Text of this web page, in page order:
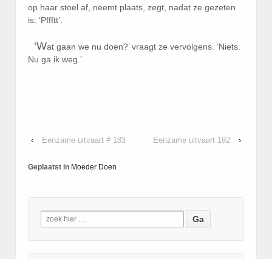
op haar stoel af, neemt plaats, zegt, nadat ze gezeten
is: ‘Pffftt’.
‘Wat gaan we nu doen?’ vraagt ze vervolgens. ‘Niets.
Nu ga ik weg.’
‹ Eenzame uitvaart # 183 Eenzame uitvaart 192 ›
Geplaatst in Moeder Doen